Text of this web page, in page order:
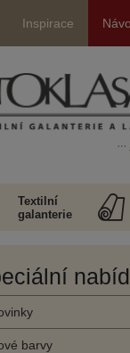
Inspirace
…
Textilní
galanterie
barvy